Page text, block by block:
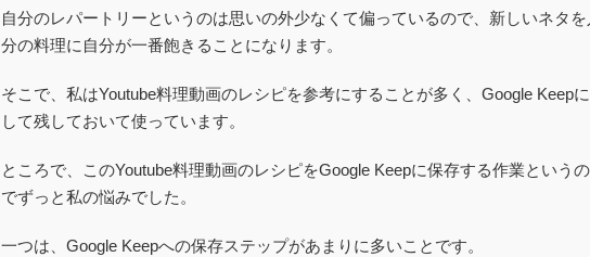
自分のレパートリーというのは思いの外少なくて偏っているので、新しいネタ
分の料理に自分が一番飽きることになります。
そこで、私はYoutube料理動画のレシピを参考にすることが多く、Google Keep
して残しておいて使っています。
ところで、このYoutube料理動画のレシピをGoogle Keepに保存する作業という
でずっと私の悩みでした。
一つは、Google Keepへの保存ステップがあまりに多いことです。